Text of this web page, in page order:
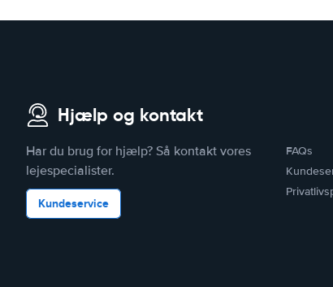
Hjælp og kontakt
Har du brug for hjælp? Så kontakt vores
lejespecialister.
Kundeservice
FAQs